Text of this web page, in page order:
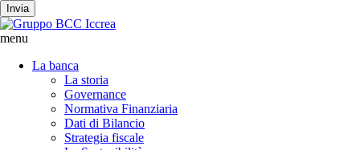
Invia
menu
La banca
La storia
Governance
Normativa Finanziaria
Dati di Bilancio
Strategia fiscale